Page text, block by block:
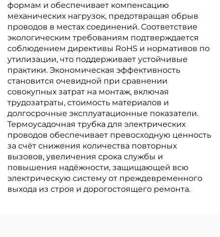
формам и обеспечивает компенсацию
механических нагрузок, предотвращая обрыв
проводов в местах соединений. Соответствие
экологическим требованиям подтверждается
соблюдением директивы RoHS и нормативов по
утилизации, что поддерживает устойчивые
практики. Экономическая эффективность
становится очевидной при сравнении
совокупных затрат на монтаж, включая
трудозатраты, стоимость материалов и
долгосрочные эксплуатационные показатели.
Термоусадочная трубка для электрических
проводов обеспечивает превосходную ценность
за счёт снижения количества повторных
вызовов, увеличения срока службы и
повышения надёжности, защищающей всю
электрическую систему от преждевременного
выхода из строя и дорогостоящего ремонта.